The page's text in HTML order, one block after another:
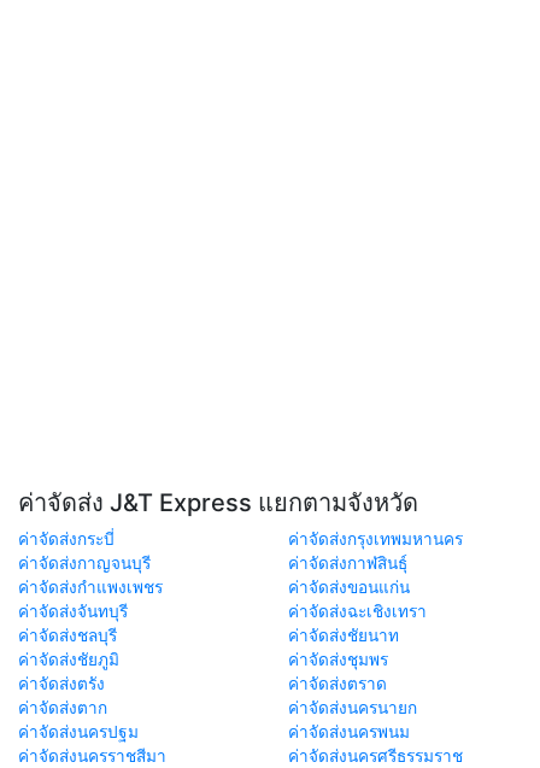
ค่าจัดส่ง J&T Express แยกตามจังหวัด
ค่าจัดส่งกระบี่
ค่าจัดส่งกรุงเทพมหานคร
ค่าจัดส่งกาญจนบุรี
ค่าจัดส่งกาฬสินธุ์
ค่าจัดส่งกำแพงเพชร
ค่าจัดส่งขอนแก่น
ค่าจัดส่งจันทบุรี
ค่าจัดส่งฉะเชิงเทรา
ค่าจัดส่งชลบุรี
ค่าจัดส่งชัยนาท
ค่าจัดส่งชัยภูมิ
ค่าจัดส่งชุมพร
ค่าจัดส่งตรัง
ค่าจัดส่งตราด
ค่าจัดส่งตาก
ค่าจัดส่งนครนายก
ค่าจัดส่งนครปฐม
ค่าจัดส่งนครพนม
ค่าจัดส่งนครราชสีมา
ค่าจัดส่งนครศรีธรรมราช